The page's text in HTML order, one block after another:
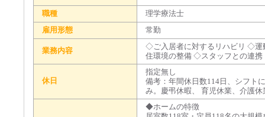
職種
理学療法士
雇用形態
常勤
業務内容
◇ご入居者に対するリハビリ ◇運
住環境の整備 ◇スタッフとの連携
休日
指定無し
備考：年間休日数114日、シフト
み。慶弔休暇、 育児休業、介護休
◆ホームの特徴